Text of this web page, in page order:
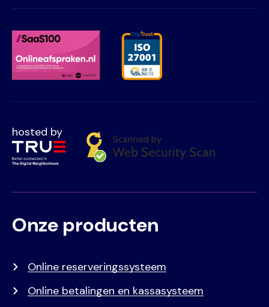
hosted by
Voet
Primair
Onze producten
Online reserveringssysteem
Online betalingen en kassasysteem